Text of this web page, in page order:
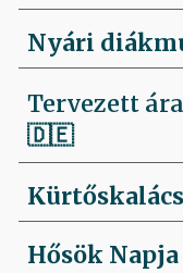
Nyári
Tervezett
🇩🇪
Kürtőskalács
Hősök Napja